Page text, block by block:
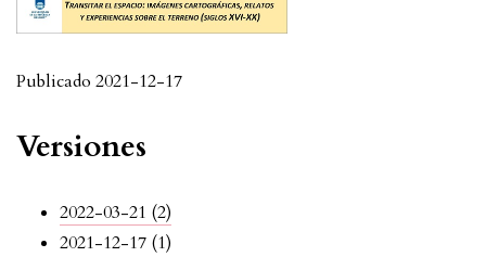
Publicado 2021-12-17
Versiones
2022-03-21 (2)
2021-12-17 (1)